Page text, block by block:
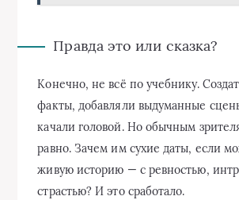
Правда это или сказка?
Конечно, не всё по учебнику.
факты, добавляли выдуманные
качали головой. Но обычным
равно. Зачем им сухие даты, если
живую историю — с ревностью,
страстью? И это сработало.